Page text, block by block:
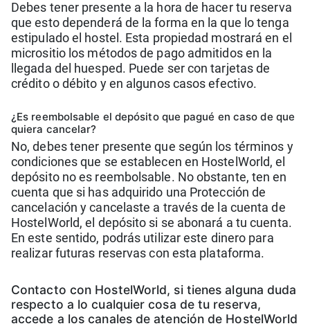
Debes tener presente a la hora de hacer tu reserva
que esto dependerá de la forma en la que lo tenga
estipulado el hostel. Esta propiedad mostrará en el
micrositio los métodos de pago admitidos en la
llegada del huesped. Puede ser con tarjetas de
crédito o débito y en algunos casos efectivo.
¿Es reembolsable el depósito que pagué en caso de que
quiera cancelar?
No, debes tener presente que según los términos y
condiciones que se establecen en HostelWorld, el
depósito no es reembolsable. No obstante, ten en
cuenta que si has adquirido una Protección de
cancelación y cancelaste a través de la cuenta de
HostelWorld, el depósito si se abonará a tu cuenta.
En este sentido, podrás utilizar este dinero para
realizar futuras reservas con esta plataforma.
Contacto con HostelWorld, si tienes alguna duda
respecto a lo cualquier cosa de tu reserva,
accede a los canales de atención de HostelWorld